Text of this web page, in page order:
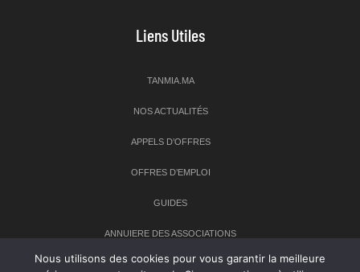
Liens Utiles
TANMIA.MA
NOS ACTUALITÉS
APPELS D’OFFRES
OFFRES D’EMPLOI
GUIDES
ANNUIERE DES ASSOCIATIONS
Nous utilisons des cookies pour vous garantir la meilleure